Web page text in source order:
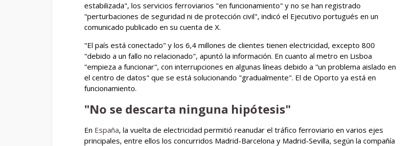
estabilizada", los servicios ferroviarios "en funcionamiento" y no se han registrado
"perturbaciones de seguridad ni de protección civil", indicó el Ejecutivo portugués en un
comunicado publicado en su cuenta de X.
"El país está conectado" y los 6,4 millones de clientes tienen electricidad, excepto 800
"debido a un fallo no relacionado", apuntó la información. En cuanto al metro en Lisboa
"empieza a funcionar", con interrupciones en algunas líneas debido a "un problema aislado en
el centro de datos" que se está solucionando "gradualmente". El de Oporto ya está en
funcionamiento.
"No se descarta ninguna hipótesis"
En España, la vuelta de electricidad permitió reanudar el tráfico ferroviario en varios ejes
principales, entre ellos los concurridos Madrid-Barcelona y Madrid-Sevilla, según la compañía